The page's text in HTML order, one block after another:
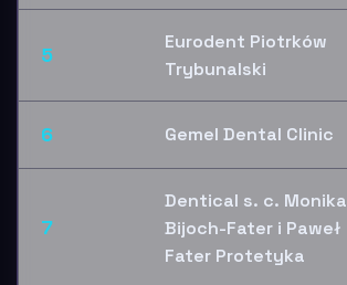
5
Eurodent Piotrków
Trybunalski
6 Gemel Dental Clinic
7
Dentical s. c. Monika
Bijoch-Fater i Paweł
Fater Protetyka